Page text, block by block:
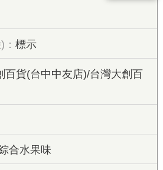
標示
百貨(台中中友店)/台灣大創百
合水果味